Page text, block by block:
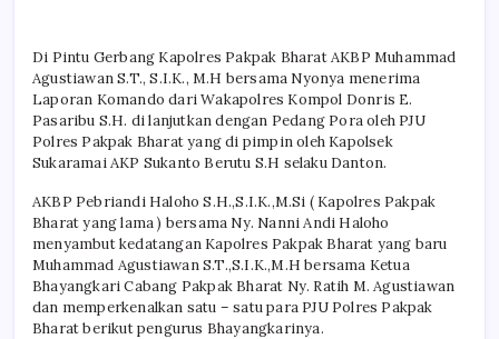
Di Pintu Gerbang Kapolres Pakpak Bharat AKBP Muhammad
Agustiawan S.T., S.I.K., M.H bersama Nyonya menerima
Laporan Komando dari Wakapolres Kompol Donris E.
Pasaribu S.H. di lanjutkan dengan Pedang Pora oleh PJU
Polres Pakpak Bharat yang di pimpin oleh Kapolsek
Sukaramai AKP Sukanto Berutu S.H selaku Danton.
AKBP Pebriandi Haloho S.H.,S.I.K.,M.Si ( Kapolres Pakpak
Bharat yang lama ) bersama Ny. Nanni Andi Haloho
menyambut kedatangan Kapolres Pakpak Bharat yang baru
Muhammad Agustiawan S.T.,S.I.K.,M.H bersama Ketua
Bhayangkari Cabang Pakpak Bharat Ny. Ratih M. Agustiawan
dan memperkenalkan satu – satu para PJU Polres Pakpak
Bharat berikut pengurus Bhayangkarinya.